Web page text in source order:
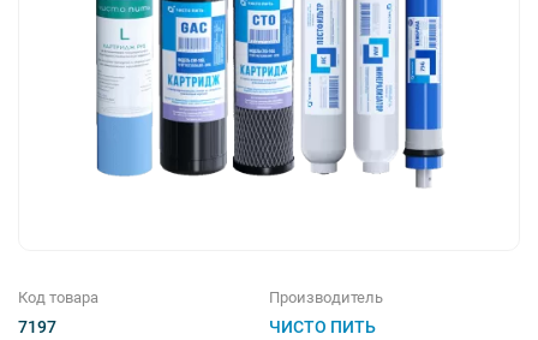
Магистральные фильтры
Фильтры для душа
Комплектующие
Соль таблетированная
Код товара
7197
Производитель
ЧИСТО ПИТЬ